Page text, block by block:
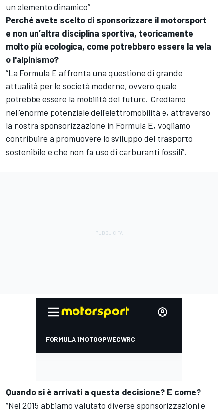
un elemento dinamico”.
Perché avete scelto di sponsorizzare il motorsport
e non un’altra disciplina sportiva, teoricamente
molto più ecologica, come potrebbero essere la vela
o l'alpinismo?
“La Formula E affronta una questione di grande
attualità per le società moderne, ovvero quale
potrebbe essere la mobilità del futuro. Crediamo
nell'enorme potenziale dell'elettromobilità e, attraverso
la nostra sponsorizzazione in Formula E, vogliamo
contribuire a promuovere lo sviluppo del trasporto
sostenibile e che non fa uso di carburanti fossili”.
Quando si è arrivati a questa decisione? E come?
“Nel 2015 abbiamo valutato diverse sponsorizzazioni e